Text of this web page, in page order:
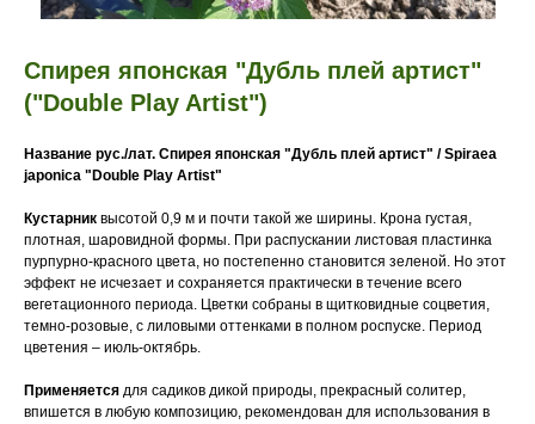
Спирея японская "Дубль плей артист"
("Double Play Artist")
Название рус./лат. Спирея японская "Дубль плей артист" / Spiraea
japonica "Double Play Artist"
Кустарник высотой 0,9 м и почти такой же ширины. Крона густая,
плотная, шаровидной формы. При распускании листовая пластинка
пурпурно-красного цвета, но постепенно становится зеленой. Но этот
эффект не исчезает и сохраняется практически в течение всего
вегетационного периода. Цветки собраны в щитковидные соцветия,
темно-розовые, с лиловыми оттенками в полном роспуске. Период
цветения – июль-октябрь.
Применяется для садиков дикой природы, прекрасный солитер,
впишется в любую композицию, рекомендован для использования в